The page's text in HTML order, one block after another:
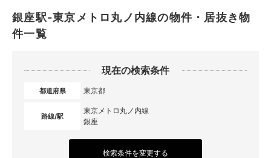
銀座駅-東京メトロ丸ノ内線の物件・居抜き物
件一覧
現在の検索条件
都道府県 東京都
路線/駅
東京メトロ丸ノ内線
銀座
検索条件を変更する